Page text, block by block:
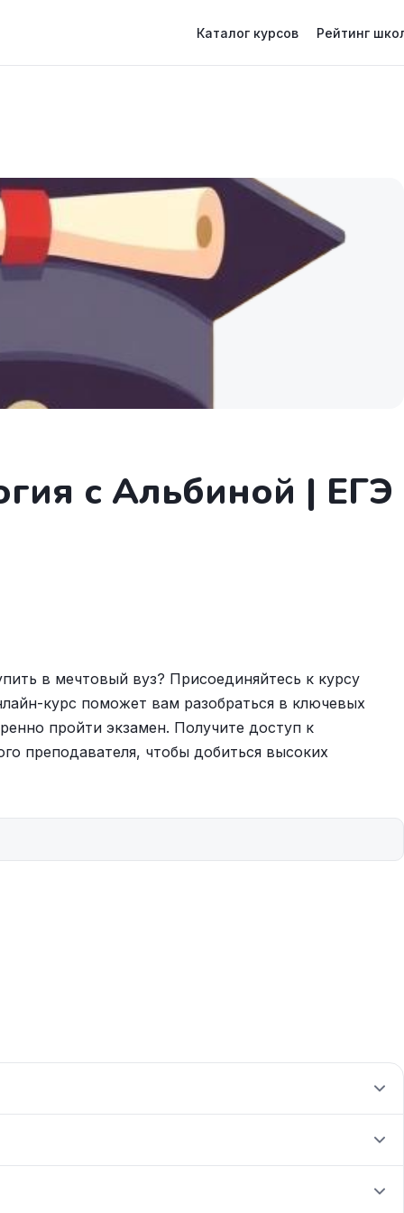
Каталог курсов Рейтинг
с Альбиной | ЕГЭ
в мечтовый вуз? Присоединяйтесь к курсу
курс поможет вам разобраться в ключевых
пройти экзамен. Получите доступ к
преподавателя, чтобы добиться высоких